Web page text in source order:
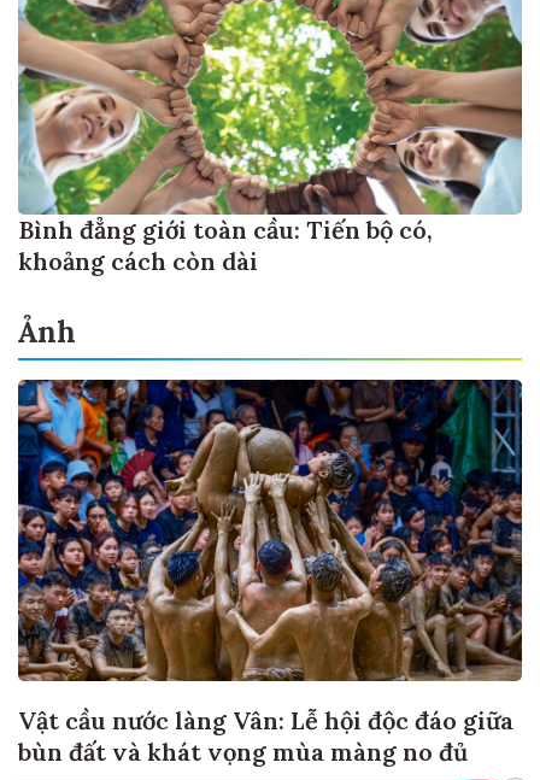
Bình đẳng giới toàn cầu: Tiến bộ có,
khoảng cách còn dài
Ảnh
Vật cầu nước làng Vân: Lễ hội độc đáo giữa
bùn đất và khát vọng mùa màng no đủ